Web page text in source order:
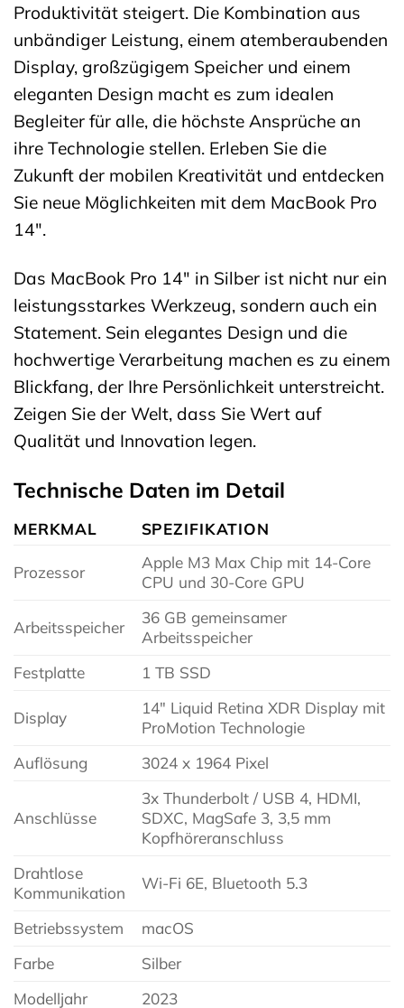
Produktivität steigert. Die Kombination aus
unbändiger Leistung, einem atemberaubenden
Display, großzügigem Speicher und einem
eleganten Design macht es zum idealen
Begleiter für alle, die höchste Ansprüche an
ihre Technologie stellen. Erleben Sie die
Zukunft der mobilen Kreativität und entdecken
Sie neue Möglichkeiten mit dem MacBook Pro
14″.
Das MacBook Pro 14″ in Silber ist nicht nur ein
leistungsstarkes Werkzeug, sondern auch ein
Statement. Sein elegantes Design und die
hochwertige Verarbeitung machen es zu einem
Blickfang, der Ihre Persönlichkeit unterstreicht.
Zeigen Sie der Welt, dass Sie Wert auf
Qualität und Innovation legen.
Technische Daten im Detail
MERKMAL SPEZIFIKATION
Prozessor
Apple M3 Max Chip mit 14-Core
CPU und 30-Core GPU
Arbeitsspeicher
36 GB gemeinsamer
Arbeitsspeicher
Festplatte
1 TB SSD
Display
14″ Liquid Retina XDR Display mit
ProMotion Technologie
Auflösung
3024 x 1964 Pixel
Anschlüsse
3x Thunderbolt / USB 4, HDMI,
SDXC, MagSafe 3, 3,5 mm
Kopfhöreranschluss
Drahtlose
Kommunikation
Wi-Fi 6E, Bluetooth 5.3
Betriebssystem
macOS
Farbe
Silber
Modelljahr
2023